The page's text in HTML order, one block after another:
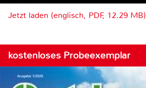
Jetzt laden (englisch, PDF, 12.29 MB)
kostenloses Probeexemplar